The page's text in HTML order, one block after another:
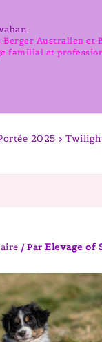
Berger Australien et
familial et
2025 >
/ ParElevage of